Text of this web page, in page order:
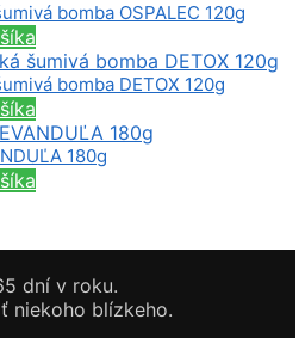
bomba OSPALEC 120g
bomba DETOX 120g
180g
dní v roku.
niekoho blízkeho.